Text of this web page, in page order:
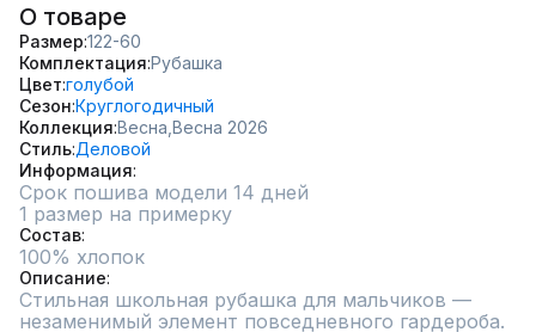
О товаре
Размер 122-60
Комплектация Рубашка
Цвет голубой
Сезон Круглогодичный
Коллекция Весна, Весна 2026
Стиль Деловой
Информация
Срок пошива модели 14 дней
1 размер на примерку
Состав
100% хлопок
Описание
Стильная школьная рубашка для мальчиков —
незаменимый элемент повседневного гардероба.